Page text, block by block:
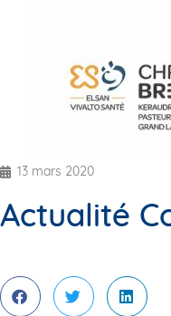
13 mars 2020
Actualité